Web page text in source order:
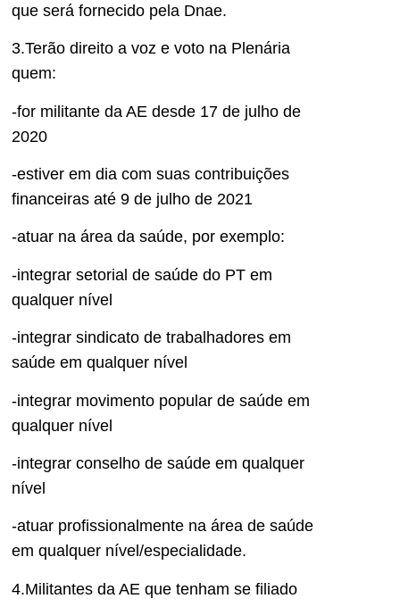
que será fornecido pela Dnae.
3.Terão direito a voz e voto na Plenária
quem:
-for militante da AE desde 17 de julho de
2020
-estiver em dia com suas contribuições
financeiras até 9 de julho de 2021
-atuar na área da saúde, por exemplo:
-integrar setorial de saúde do PT em
qualquer nível
-integrar sindicato de trabalhadores em
saúde em qualquer nível
-integrar movimento popular de saúde em
qualquer nível
-integrar conselho de saúde em qualquer
nível
-atuar profissionalmente na área de saúde
em qualquer nível/especialidade.
4.Militantes da AE que tenham se filiado